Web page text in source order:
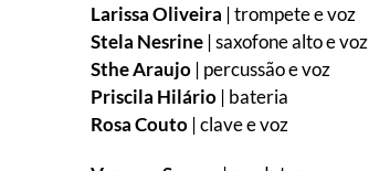
Larissa Oliveira | trompete e voz
Stela Nesrine | saxofone alto e voz
Sthe Araujo | percussão e voz
Priscila Hilário | bateria
Rosa Couto | clave e voz